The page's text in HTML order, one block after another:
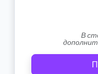
В